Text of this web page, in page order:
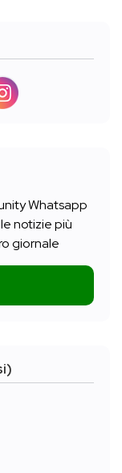
Whatsapp
notizie più
giornale